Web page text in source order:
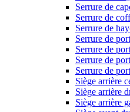
Serrure de
Serrure de
Serrure de
Serrure de
Serrure de
Serrure de
Serrure de
Siège arrière
Siège arrière
Siège arrière